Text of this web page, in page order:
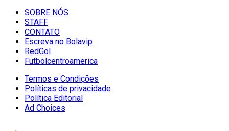
SOBRE NÓS
STAFF
CONTATO
Escreva no Bolavip
RedGol
Futbolcentroamerica
Termos e Condições
Políticas de privacidade
Política Editorial
Ad Choices